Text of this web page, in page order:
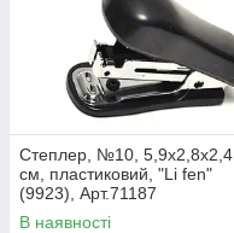
Степлер, №10, 5,9х2,8х2,4
см, пластиковий, "Li fen"
(9923), Арт.71187
В наявності